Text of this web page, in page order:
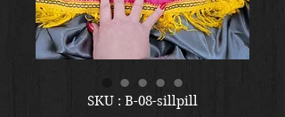
SKU : B-08-sillpill